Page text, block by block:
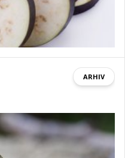
ARHIV